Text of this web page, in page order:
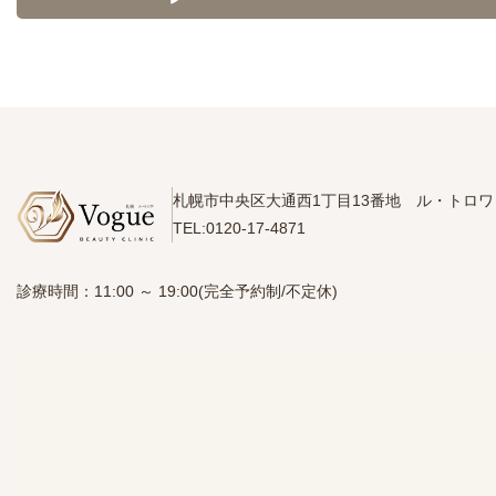
札幌市中央区大通西1丁目13番地
ル・トロ
TEL:0120-17-4871
診療時間：11:00 ～ 19:00(完全予約制/不定休)